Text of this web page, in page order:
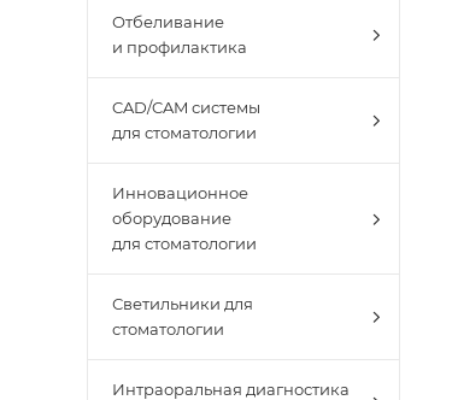
Отбеливание
и профилактика
CAD/CAM системы
для стоматологии
Инновационное
оборудование
для стоматологии
Светильники для
стоматологии
Интраоральная диагностика